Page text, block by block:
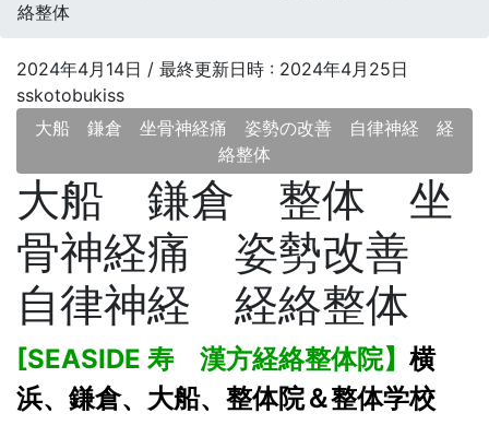
絡整体
2024年4月14日 / 最終更新日時 : 2024年4月25日
sskotobukiss
大船 鎌倉 坐骨神経痛 姿勢の改善 自律神経 経
絡整体
大船 鎌倉 整体 坐
骨神経痛 姿勢改善
自律神経 経絡整体
[SEASIDE 寿 漢方経絡整体院】 横
浜、鎌倉、大船、整体院＆整体学校